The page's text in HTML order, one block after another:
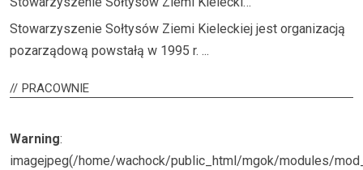
Stowarzyszenie Sołtysów Ziemi Kieleckiej jest organizacją
pozarządową powstałą w 1995 r. ...
PRACOWNIE
Warning:
imagejpeg(/home/wachock/public_html/mgok/modules/